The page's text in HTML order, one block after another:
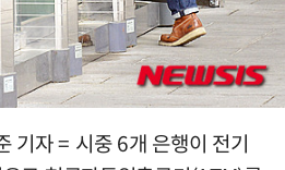
기자 = 시중 6개 은행이 전기